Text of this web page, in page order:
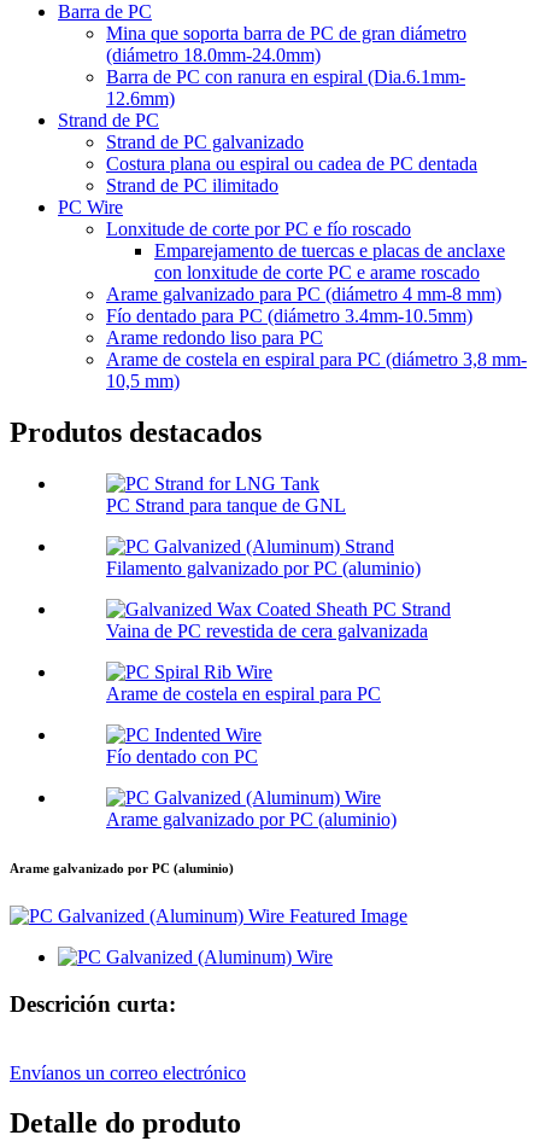
Barra de PC
Mina que soporta barra de PC de gran diámetro
(diámetro 18.0mm-24.0mm)
Barra de PC con ranura en espiral (Dia.6.1mm-
12.6mm)
Strand de PC
Strand de PC galvanizado
Costura plana ou espiral ou cadea de PC dentada
Strand de PC ilimitado
PC Wire
Lonxitude de corte por PC e fío roscado
Emparejamento de tuercas e placas de anclaxe
con lonxitude de corte PC e arame roscado
Arame galvanizado para PC (diámetro 4 mm-8 mm)
Fío dentado para PC (diámetro 3.4mm-10.5mm)
Arame redondo liso para PC
Arame de costela en espiral para PC (diámetro 3,8 mm-
10,5 mm)
Produtos destacados
PC Strand para tanque de GNL
Filamento galvanizado por PC (aluminio)
Vaina de PC revestida de cera galvanizada
Arame de costela en espiral para PC
Fío dentado con PC
Arame galvanizado por PC (aluminio)
Arame galvanizado por PC (aluminio)
Descrición curta:
Envíanos un correo electrónico
Detalle do produto